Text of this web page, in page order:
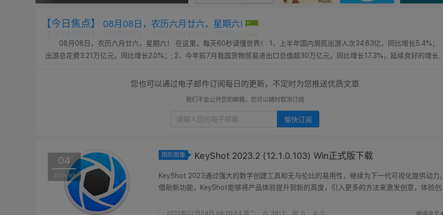
【今日焦点】 08月08日，农历六月廿六，星期六!
08月08日，农历六月廿六，星期六！ 在这里，每天60秒读懂世界！ 1、上半年国内居民出游人次34.63亿，同比增长5.4%；
出游总花费3.21万亿元，同比增长2.0%；; 2、今年前7月我国货物贸易进出口总值超30万亿元，同比增长17.3%，延续良好的增长
您也可以通过电子邮件订阅每日的更新，不定时为您推送优质文章
我们不会公开您的邮箱，您可以随时取消订阅
04
2023-07
图形图像 KeyShot 2023.2 (12.1.0.103) Win正式版下载
KeyShot 2023通过强大的数字创建工具和无与伦比的易用性，继续为下一代可视化提供动力。
借助新功能，KeyShot能够将产品体验提升到新的高度，引入更多的方法来激发创意，体验创
阅读全文
2023年07月04日 09:20:54 周二 3917 0 0